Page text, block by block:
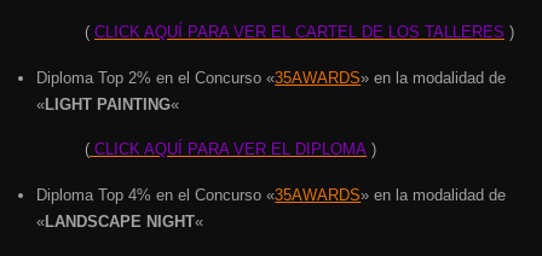
( CLICK AQUÍ PARA VER EL CARTEL DE LOS TALLERES )
Diploma Top 2% en el Concurso «35AWARDS» en la modalidad de
«LIGHT PAINTING«
( CLICK AQUÍ PARA VER EL DIPLOMA )
Diploma Top 4% en el Concurso «35AWARDS» en la modalidad de
«LANDSCAPE NIGHT«